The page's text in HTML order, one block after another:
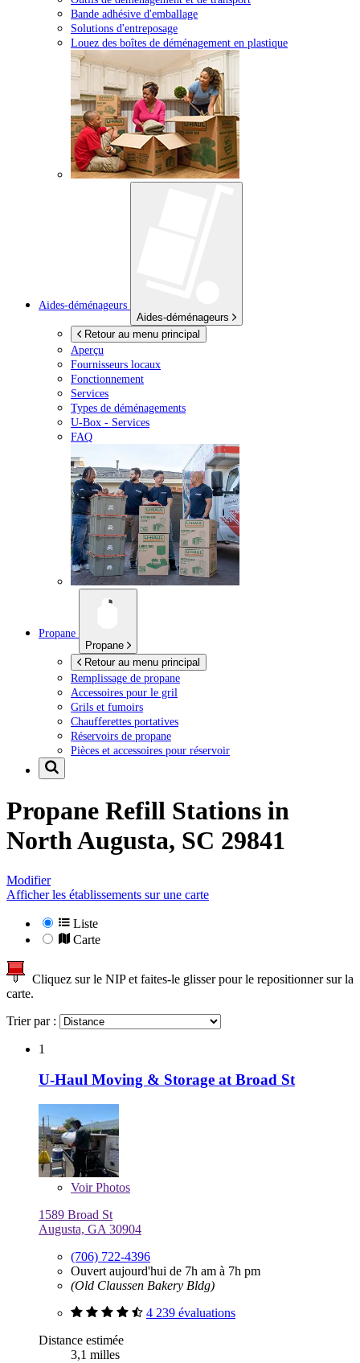
Bande adhésive d'emballage
Solutions d'entreposage
Louez des boîtes de déménagement en plastique
Aides-déménageurs
Aides-déménageurs
Retour au menu principal
Aperçu
Fournisseurs locaux
Fonctionnement
Services
Types de déménagements
U-Box - Services
FAQ
Propane
Propane
Retour au menu principal
Remplissage de propane
Accessoires pour le gril
Grils et fumoirs
Chaufferettes portatives
Réservoirs de propane
Pièces et accessoires pour réservoir
Propane Refill Stations in
North Augusta, SC 29841
Modifier
Afficher les établissements sur une carte
Liste
Carte
Cliquez sur le NIP et faites-le glisser pour le repositionner sur la
carte.
Trier par :
1
U-Haul Moving & Storage at Broad St
VoirPhotos
1589 Broad St
Augusta, GA 30904
(706) 722-4396
Ouvert aujourd'hui de 7h am à 7h pm
(Old Claussen Bakery Bldg)
4 239 évaluations
Distance estimée
3,1 milles